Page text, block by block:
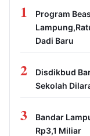
1
Program
Dadi Baru
2
Disdikbud
Sekolah
3
Bandar
Rp3,1 Miliar